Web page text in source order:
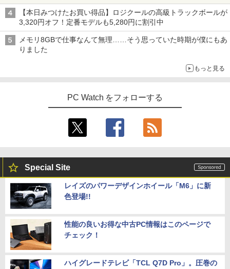
【本日みつけたお買い得品】ロジクールの高級トラックボールが
3,320円オフ！定番モデルも5,280円に割引中
メモリ8GBで仕事なんて無理……そう思っていた時期が僕にもあ
りました
もっと見る
PC Watch をフォローする
Special Site
レイズのパワーデザインホイール「M6」に新
色登場!!
性能の良いお得な中古PC情報はこのページで
チェック！
ハイグレードテレビ「TCL Q7D Pro」。圧巻の